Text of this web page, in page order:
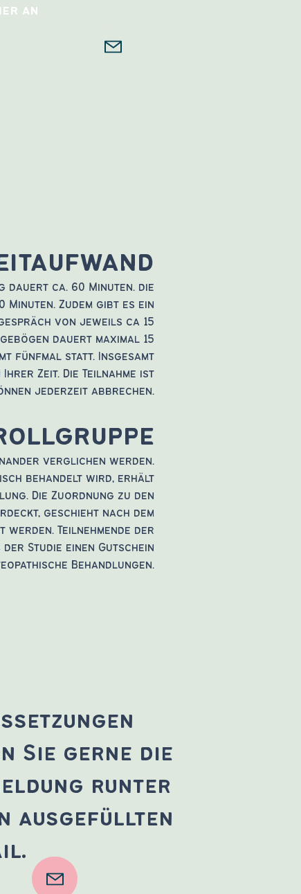
an
dauert ca. 60 Minuten. die
Zudem gibt es ein
von jeweils ca 15
dauert maximal 15
fünfmal statt. Insgesamt
Zeit. Die Teilnahme ist
jederzeit abbrechen.
verglichen werden.
behandelt wird, erhält
Die Zuordnung zu den
geschieht nach dem
Teilnehmende der
Studie einen Gutschein
Behandlungen.
Sie gerne die
runter
ausgefüllten